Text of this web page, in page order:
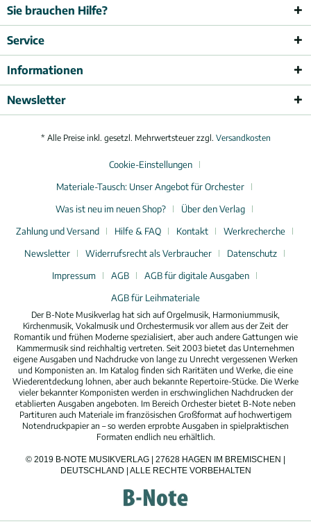
Sie brauchen Hilfe?
Service
Informationen
Newsletter
* Alle Preise inkl. gesetzl. Mehrwertsteuer zzgl. Versandkosten
Cookie-Einstellungen
Materiale-Tausch: Unser Angebot für Orchester
Was ist neu im neuen Shop?
Über den Verlag
Zahlung und Versand
Hilfe & FAQ Kontakt
Werkrecherche
Newsletter
Widerrufsrecht als Verbraucher
Datenschutz
Impressum
AGB
AGB für digitale Ausgaben
AGB für Leihmateriale
Der B-Note Musikverlag hat sich auf Orgelmusik, Harmoniummusik,
Kirchenmusik, Vokalmusik und Orchestermusik vor allem aus der Zeit der
Romantik und frühen Moderne spezialisiert, aber auch andere Gattungen wie
Kammermusik sind reichhaltig vertreten. Seit 2003 bietet das Unternehmen
eigene Ausgaben und Nachdrucke von lange zu Unrecht vergessenen Werken
und Komponisten an. Im Katalog finden sich Raritäten und Werke, die eine
Wiederentdeckung lohnen, aber auch bekannte Repertoire-Stücke. Die Werke
vieler bekannter Komponisten werden in erschwinglichen Nachdrucken der
etablierten Ausgaben angeboten. Im Bereich Orchester bietet B-Note neben
Partituren auch Materiale im französischen Großformat auf hochwertigem
Notendruckpapier an – so werden erprobte Ausgaben in spielpraktischen
Formaten endlich neu erhältlich.
© 2019 B-NOTE MUSIKVERLAG | 27628 HAGEN IM BREMISCHEN |
DEUTSCHLAND | ALLE RECHTE VORBEHALTEN